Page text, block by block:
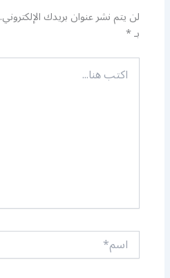
لن يتم نشر عنوان بريدك الإلكتروني.
بـ*
اكتب
هنا...
اسم*